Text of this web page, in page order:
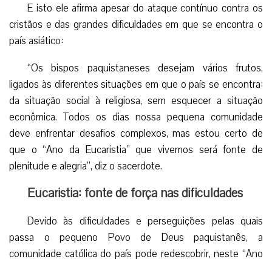
E isto ele afirma apesar do ataque contínuo contra os
cristãos e das grandes dificuldades em que se encontra o
país asiático:
“Os bispos paquistaneses desejam vários frutos,
ligados às diferentes situações em que o país se encontra:
da situação social à religiosa, sem esquecer a situação
econômica. Todos os dias nossa pequena comunidade
deve enfrentar desafios complexos, mas estou certo de
que o “Ano da Eucaristia” que vivemos será fonte de
plenitude e alegria”, diz o sacerdote.
Eucaristia: fonte de força nas dificuldades
Devido às dificuldades e perseguições pelas quais
passa o pequeno Povo de Deus paquistanês, a
comunidade católica do país pode redescobrir, neste “Ano